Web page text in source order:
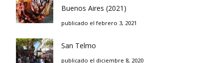
Buenos Aires (2021)
publicado el febrero 3, 2021
San Telmo
publicado el diciembre 8, 2020